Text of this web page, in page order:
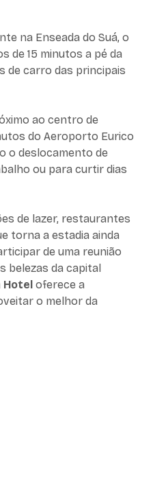
na Enseada do Suá, o
de 15 minutos a pé da
de carro das principais
ao centro de
do Aeroporto Eurico
o deslocamento de
ou para curtir dias
de lazer, restaurantes
torna a estadia ainda
de uma reunião
belezas da capital
Hotel oferece a
o melhor da